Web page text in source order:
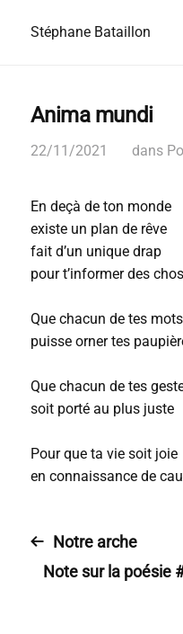
Stéphane Bataillon
Anima mundi
22/11/2021 dans
En deçà de ton monde
existe un plan de rêve
fait d’un unique drap
pour t’informer des
Que chacun de tes mots
puisse orner tes
Que chacun de tes
soit porté au plus juste
Pour que ta vie soit joie
en connaissance de
Notre arche
Note sur la poésie